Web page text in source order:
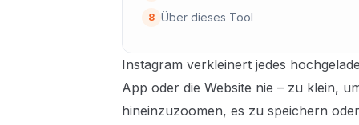
8 Über dieses Tool
Instagram verkleinert jedes
App oder die Website nie – zu klein,
hineinzuzoomen, es zu speichern